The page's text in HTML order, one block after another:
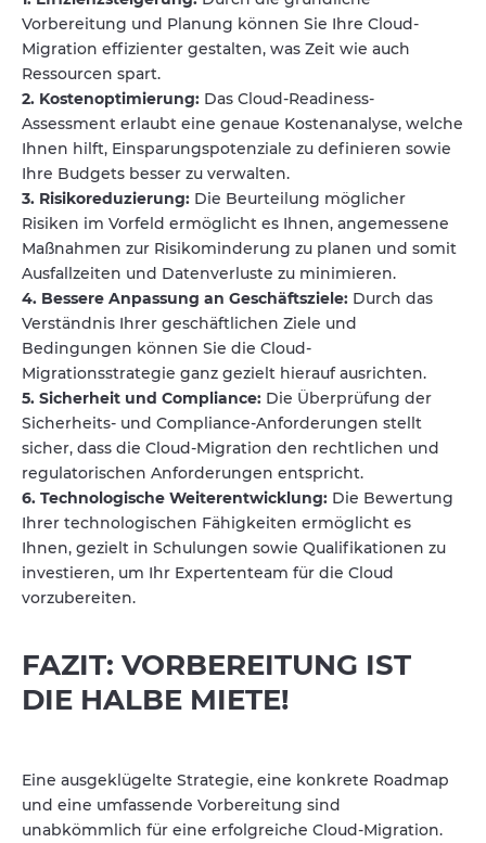
Vorbereitung und Planung können Sie Ihre Cloud-
Migration effizienter gestalten, was Zeit wie auch
Ressourcen spart.
2. Kostenoptimierung: Das Cloud-Readiness-
Assessment erlaubt eine genaue Kostenanalyse, welche
Ihnen hilft, Einsparungspotenziale zu definieren sowie
Ihre Budgets besser zu verwalten.
3. Risikoreduzierung: Die Beurteilung möglicher
Risiken im Vorfeld ermöglicht es Ihnen, angemessene
Maßnahmen zur Risikominderung zu planen und somit
Ausfallzeiten und Datenverluste zu minimieren.
4. Bessere Anpassung an Geschäftsziele: Durch das
Verständnis Ihrer geschäftlichen Ziele und
Bedingungen können Sie die Cloud-
Migrationsstrategie ganz gezielt hierauf ausrichten.
5. Sicherheit und Compliance: Die Überprüfung der
Sicherheits- und Compliance-Anforderungen stellt
sicher, dass die Cloud-Migration den rechtlichen und
regulatorischen Anforderungen entspricht.
6. Technologische Weiterentwicklung: Die Bewertung
Ihrer technologischen Fähigkeiten ermöglicht es
Ihnen, gezielt in Schulungen sowie Qualifikationen zu
investieren, um Ihr Expertenteam für die Cloud
vorzubereiten.
FAZIT: VORBEREITUNG IST
DIE HALBE MIETE!
Eine ausgeklügelte Strategie, eine konkrete Roadmap
und eine umfassende Vorbereitung sind
unabkömmlich für eine erfolgreiche Cloud-Migration.